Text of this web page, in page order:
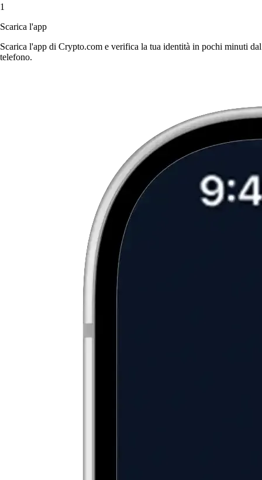
1
Scarica l'app
Scarica l'app di Crypto.com e verifica la tua identità in pochi minuti dal
telefono.